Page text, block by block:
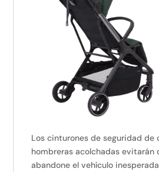
Los cinturones de seguridad de
hombreras acolchadas evitarán
abandone el vehículo